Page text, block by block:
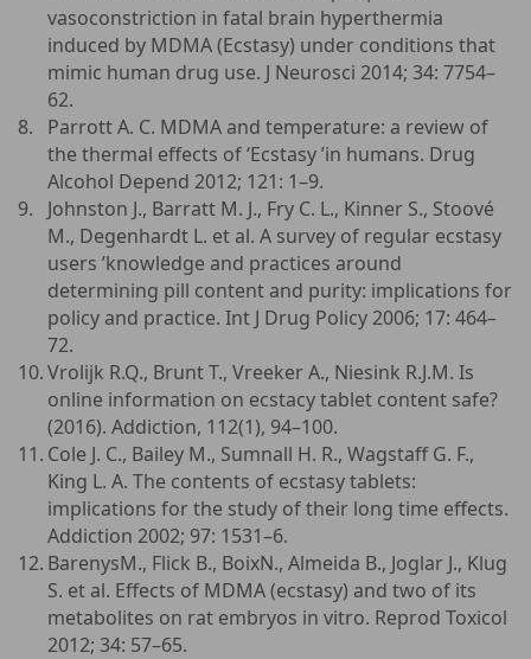
vasoconstriction in fatal brain hyperthermia
induced by MDMA (Ecstasy) under conditions that
mimic human drug use. J Neurosci 2014; 34: 7754–
62.
Parrott A. C. MDMA and temperature: a review of
the thermal effects of ‘Ecstasy ’in humans. Drug
Alcohol Depend 2012; 121: 1–9.
Johnston J., Barratt M. J., Fry C. L., Kinner S., Stoové
M., Degenhardt L. et al. A survey of regular ecstasy
users ’knowledge and practices around
determining pill content and purity: implications for
policy and practice. Int J Drug Policy 2006; 17: 464–
72.
Vrolijk R.Q., Brunt T., Vreeker A., Niesink R.J.M. Is
online information on ecstacy tablet content safe?
(2016). Addiction, 112(1), 94–100.
Cole J. C., Bailey M., Sumnall H. R., Wagstaff G. F.,
King L. A. The contents of ecstasy tablets:
implications for the study of their long time effects.
Addiction 2002; 97: 1531–6.
BarenysM., Flick B., BoixN., Almeida B., Joglar J., Klug
S. et al. Effects of MDMA (ecstasy) and two of its
metabolites on rat embryos in vitro. Reprod Toxicol
2012; 34: 57–65.